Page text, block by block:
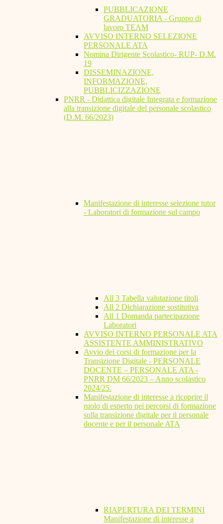
PUBBLICAZIONE
GRADUATORIA - Gruppo di
lavoro TEAM
AVVISO INTERNO SELEZIONE
PERSONALE ATA
Nomina Dirigente Scolastico- RUP- D.M.
19
DISSEMINAZIONE,
INFORMAZIONE,
PUBBLICIZZAZIONE
PNRR - Didattica digitale Integrata e formazione
alla transizione digitale del personale scolastico
(D.M. 66/2023)
Manifestazione di interesse selezione tutor
- Laboratori di formazione sul campo
All 3 Tabella valutazione titoli
All 2 Dichiarazione sostitutiva
All 1 Domanda partecipazione
Laboratori
AVVISO INTERNO PERSONALE ATA
ASSISTENTE AMMINISTRATIVO
Avvio dei corsi di formazione per la
Transizione Digitale - PERSONALE
DOCENTE – PERSONALE ATA -
PNRR DM 66/2023 – Anno scolastico
2024/25.
Manifestazione di interesse a ricoprire il
ruolo di esperto nei percorsi di formazione
sulla transizione digitale per il personale
docente e per il personale ATA
RIAPERTURA DEI TERMINI
Manifestazione di interesse a